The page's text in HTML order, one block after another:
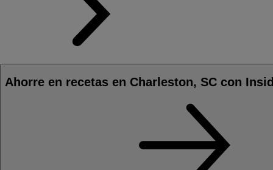
Ahorre en recetas en Charleston, SC con